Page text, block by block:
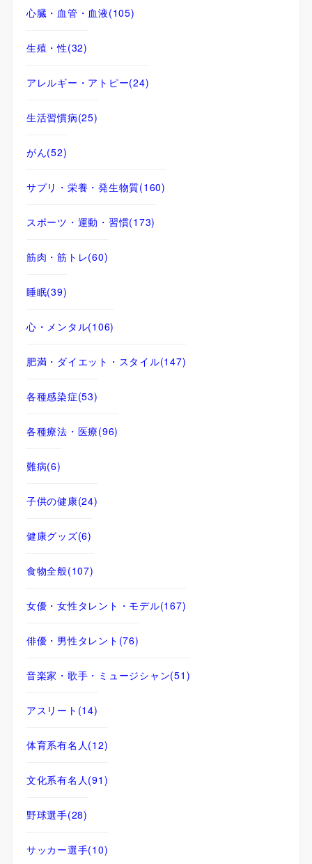
心臓・血管・血液(105)
生殖・性(32)
アレルギー・アトピー(24)
生活習慣病(25)
がん(52)
サプリ・栄養・発生物質(160)
スポーツ・運動・習慣(173)
筋肉・筋トレ(60)
睡眠(39)
心・メンタル(106)
肥満・ダイエット・スタイル(147)
各種感染症(53)
各種療法・医療(96)
難病(6)
子供の健康(24)
健康グッズ(6)
食物全般(107)
女優・女性タレント・モデル(167)
俳優・男性タレント (76)
音楽家・歌手・ミュージシャン(51)
アスリート (14)
体育系有名人 (12)
文化系有名人 (91)
野球選手(28)
サッカー選手(10)